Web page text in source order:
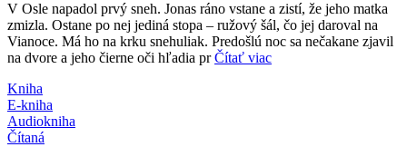
V Osle napadol prvý sneh. Jonas ráno vstane a zistí, že jeho matka
zmizla. Ostane po nej jediná stopa – ružový šál, čo jej daroval na
Vianoce. Má ho na krku snehuliak. Predošlú noc sa nečakane zjavil
na dvore a jeho čierne oči hľadia prČítať viac
Kniha
E-kniha
Audiokniha
Čítaná